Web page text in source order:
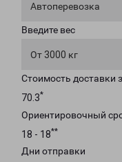
Автоперевозка
Введите вес
От 3000 кг
Стоимость доставки
70.3*
Ориентировочный
18 - 18**
Дни отправки